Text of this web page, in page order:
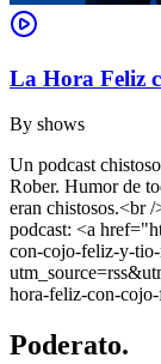
La Hora Feliz
By shows
Un podcast
Rober. Humor de
eran chistosos.<br
podcast: <a
con-cojo-feliz-y-
hora-feliz-con-
Poderato.